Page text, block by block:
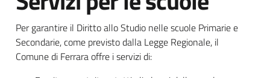
Per garantire il Diritto allo Studio nelle scuole Primarie e
Secondarie, come previsto dalla Legge Regionale, il
Comune di Ferrara offre i servizi di: